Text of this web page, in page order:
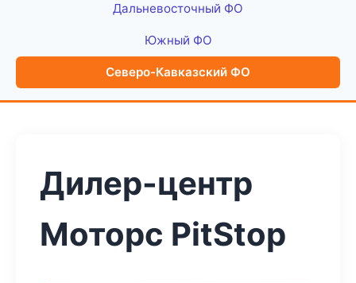
Дальневосточный ФО
Южный ФО
Северо-Кавказский ФО
Дилер-центр
Моторс PitStop